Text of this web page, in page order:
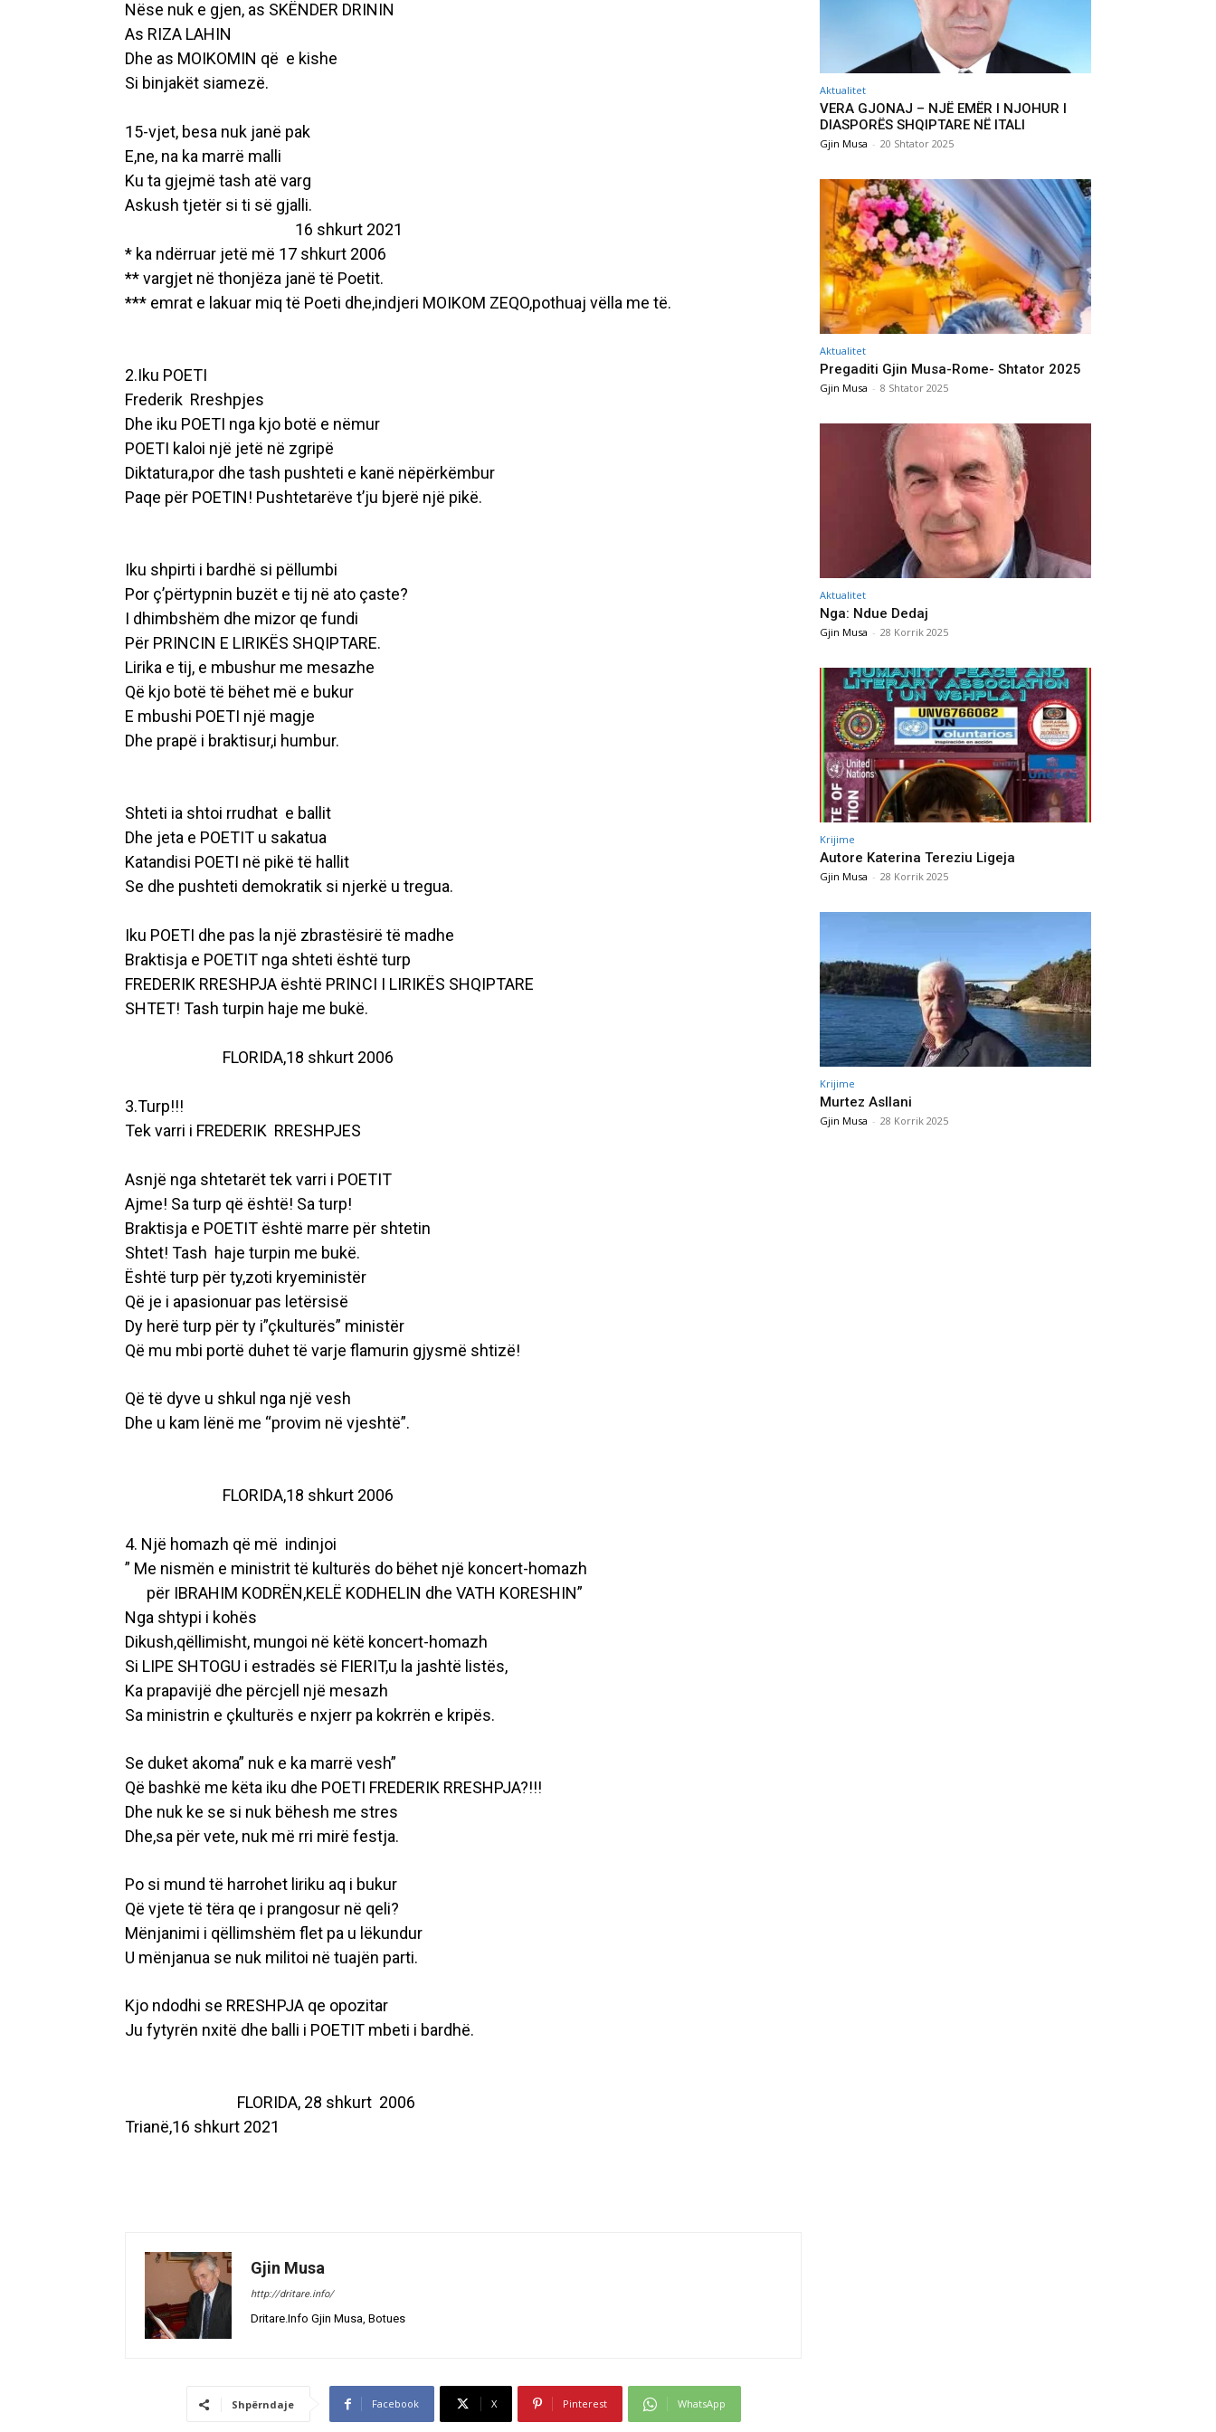
Nëse nuk e gjen, as SKËNDER DRININ
As RIZA LAHIN
Dhe as MOIKOMIN që e kishe
Si binjakët siamezë.
15-vjet, besa nuk janë pak
E,ne, na ka marrë malli
Ku ta gjejmë tash atë varg
Askush tjetër si ti së gjalli.
16 shkurt 2021
* ka ndërruar jetë më 17 shkurt 2006
** vargjet në thonjëza janë të Poetit.
*** emrat e lakuar miq të Poeti dhe,indjeri MOIKOM ZEQO,pothuaj vëlla me të.
2.Iku POETI
Frederik Rreshpjes
Dhe iku POETI nga kjo botë e nëmur
POETI kaloi një jetë në zgripë
Diktatura,por dhe tash pushteti e kanë nëpërkëmbur
Paqe për POETIN! Pushtetarëve t’ju bjerë një pikë.
Iku shpirti i bardhë si pëllumbi
Por ç’përtypnin buzët e tij në ato çaste?
I dhimbshëm dhe mizor qe fundi
Për PRINCIN E LIRIKËS SHQIPTARE.
Lirika e tij, e mbushur me mesazhe
Që kjo botë të bëhet më e bukur
E mbushi POETI një magje
Dhe prapë i braktisur,i humbur.
Shteti ia shtoi rrudhat e ballit
Dhe jeta e POETIT u sakatua
Katandisi POETI në pikë të hallit
Se dhe pushteti demokratik si njerkë u tregua.
Iku POETI dhe pas la një zbrastësirë të madhe
Braktisja e POETIT nga shteti është turp
FREDERIK RRESHPJA është PRINCI I LIRIKËS SHQIPTARE
SHTET! Tash turpin haje me bukë.
FLORIDA,18 shkurt 2006
3.Turp!!!
Tek varri i FREDERIK RRESHPJES
Asnjë nga shtetarët tek varri i POETIT
Ajme! Sa turp që është! Sa turp!
Braktisja e POETIT është marre për shtetin
Shtet! Tash haje turpin me bukë.
Është turp për ty,zoti kryeministër
Që je i apasionuar pas letërsisë
Dy herë turp për ty i”çkulturës” ministër
Që mu mbi portë duhet të varje flamurin gjysmë shtizë!
Që të dyve u shkul nga një vesh
Dhe u kam lënë me “provim në vjeshtë”.
FLORIDA,18 shkurt 2006
4. Një homazh që më indinjoi
” Me nismën e ministrit të kulturës do bëhet një koncert-homazh
për IBRAHIM KODRËN,KELË KODHELIN dhe VATH KORESHIN”
Nga shtypi i kohës
Dikush,qëllimisht, mungoi në këtë koncert-homazh
Si LIPE SHTOGU i estradës së FIERIT,u la jashtë listës,
Ka prapavijë dhe përcjell një mesazh
Sa ministrin e çkulturës e nxjerr pa kokrrën e kripës.
Se duket akoma” nuk e ka marrë vesh”
Që bashkë me këta iku dhe POETI FREDERIK RRESHPJA?!!!
Dhe nuk ke se si nuk bëhesh me stres
Dhe,sa për vete, nuk më rri mirë festja.
Po si mund të harrohet liriku aq i bukur
Që vjete të tëra qe i prangosur në qeli?
Mënjanimi i qëllimshëm flet pa u lëkundur
U mënjanua se nuk militoi në tuajën parti.
Kjo ndodhi se RRESHPJA qe opozitar
Ju fytyrën nxitë dhe balli i POETIT mbeti i bardhë.
FLORIDA, 28 shkurt 2006
Trianë,16 shkurt 2021
Gjin Musa
http://dritare.info/
Dritare.Info Gjin Musa, Botues
Shpërndaje Facebook X Pinterest WhatsApp
Aktualitet
VERA GJONAJ – NJË EMËR I NJOHUR I
DIASPORËS SHQIPTARE NË ITALI
Gjin Musa - 20 Shtator 2025
Aktualitet
Pregaditi Gjin Musa-Rome- Shtator 2025
Gjin Musa - 8 Shtator 2025
Aktualitet
Nga: Ndue Dedaj
Gjin Musa - 28 Korrik 2025
Krijime
Autore Katerina Tereziu Ligeja
Gjin Musa - 28 Korrik 2025
Krijime
Murtez Asllani
Gjin Musa - 28 Korrik 2025